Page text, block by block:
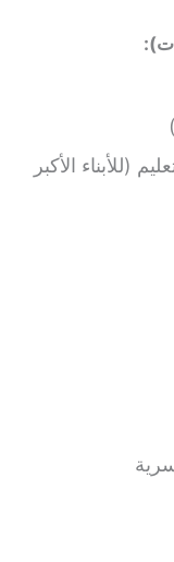
(للأبناء الأكبر